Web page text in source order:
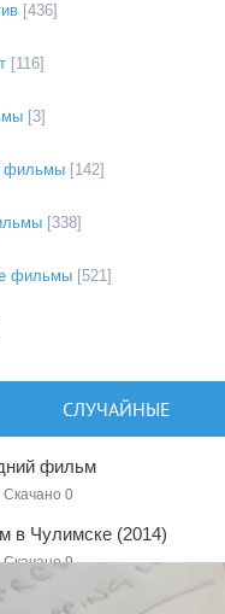
[436]
[116]
[3]
фильмы [142]
[338]
фильмы [521]
СЛУЧАЙНЫЕ
фильм
Скачано 0
в Чулимске (2014)
9
(2024)